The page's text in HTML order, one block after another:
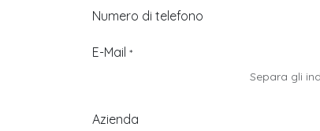
Numero di telefono
E-Mail *
Separa gli
Azienda